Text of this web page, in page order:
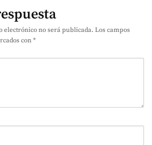
electrónico no será publicada. Los campos
con*